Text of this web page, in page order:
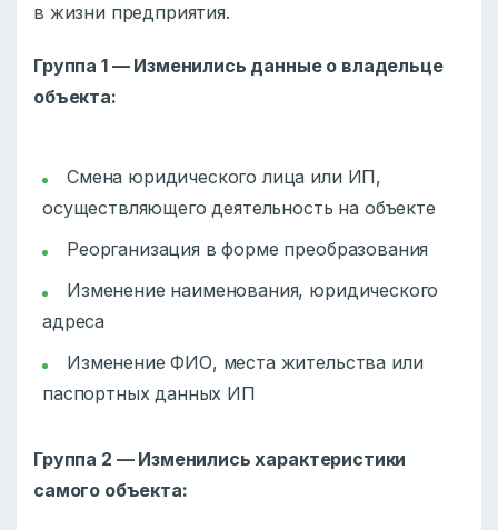
в жизни предприятия.
Группа 1 — Изменились данные о владельце
объекта:
Смена юридического лица или ИП,
осуществляющего деятельность на объекте
Реорганизация в форме преобразования
Изменение наименования, юридического
адреса
Изменение ФИО, места жительства или
паспортных данных ИП
Группа 2 — Изменились характеристики
самого объекта: